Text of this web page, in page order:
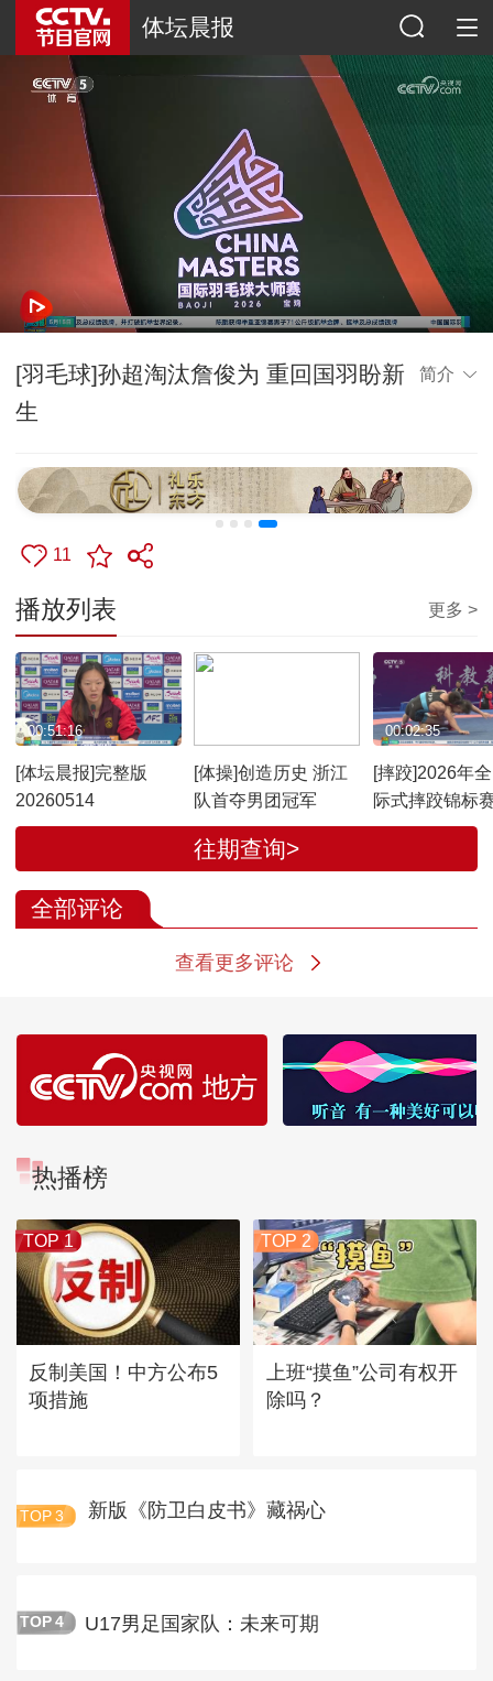
体坛晨报
[羽毛球]孙超淘汰詹俊为 重回国羽盼新
生
简介
11
播放列表 更多 >
[体坛晨报]完整版
20260514
00:51:16
[体操]创造历史 浙江
队首夺男团冠军
[摔跤]2026年
际式摔跤锦标
州开赛
00:02:35
往期查询>
全部评论
查看更多评论
热播榜
TOP 1
反制美国！中方公布5
项措施
TOP 2
上班“摸鱼”公司有权开
除吗？
TOP 3 新版《防卫白皮书》藏祸心
TOP 4 U17男足国家队：未来可期